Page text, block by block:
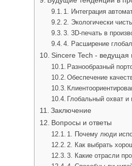
1. Интеграция
2. Экологически
3. 3D-печать в
4. Расширение
Sincere Tech - ведущая
Разнообразный
Обеспечение
Глобальный охват и
Заключение
Вопросы и ответы
1. Почему люди
2. Как выбрать
3. Какие отрасли